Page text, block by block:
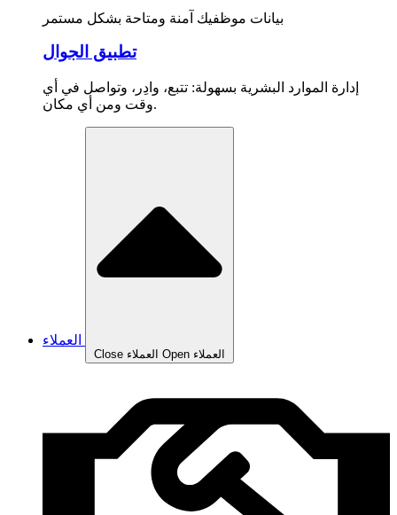
بيانات موظفيك آمنة ومتاحة بشكل مستمر
تطبيق الجوال
إدارة الموارد البشرية بسهولة: تتبع، وادِر، وتواصل في أي
وقت ومن أي مكان.
Close العملاء Open العملاء